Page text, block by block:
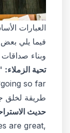
العبارات
فيما يلي بعض
وبناء
تحية الزملاء:
طريقة لخلق
حديث
are great,